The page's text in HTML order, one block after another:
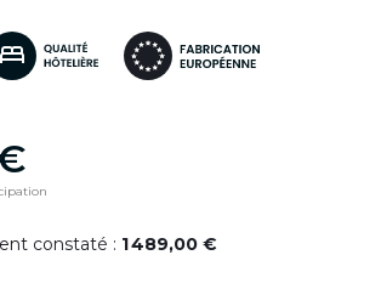
constaté : 1 489,00 €